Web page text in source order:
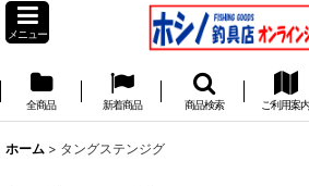
メニュー
全商品 新着商品 商品検索 ご利用案内
ホーム > タングステンジグ